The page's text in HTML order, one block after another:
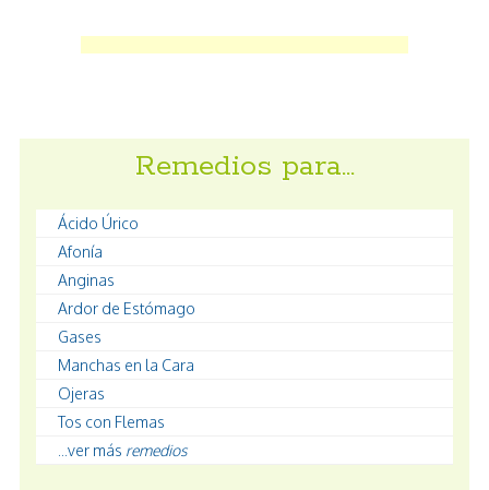
Remedios para…
Ácido Úrico
Afonía
Anginas
Ardor de Estómago
Gases
Manchas en la Cara
Ojeras
Tos con Flemas
...ver más remedios